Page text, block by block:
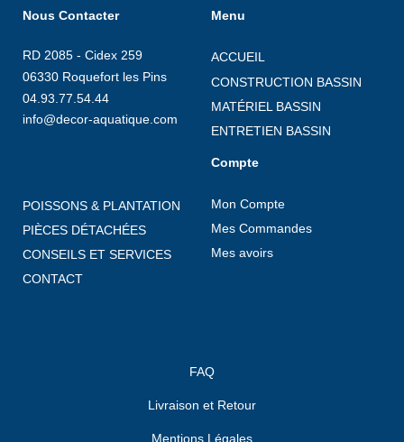
Nous Contacter
RD 2085 - Cidex 259
06330 Roquefort les Pins
04.93.77.54.44
info@decor-aquatique.com
Menu
ACCUEIL
CONSTRUCTION BASSIN
MATÉRIEL BASSIN
ENTRETIEN BASSIN
POISSONS & PLANTATION
PIÈCES DÉTACHÉES
CONSEILS ET SERVICES
CONTACT
Compte
Mon Compte
Mes Commandes
Mes avoirs
FAQ
Livraison et Retour
Mentions Légales